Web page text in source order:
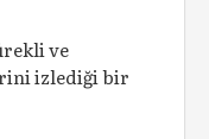
ve
izlediği bir